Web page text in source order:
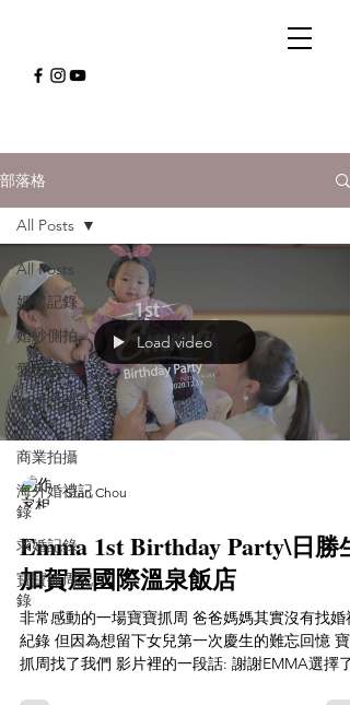
部落格
All Posts
婚禮記錄
婚紗側拍
愛情故事
婚禮記錄
SDE
商業拍攝
海外婚禮記
錄
求婚記錄
寶寶抓周記
錄
All Posts
Load video
Stan Chou
Emma 1st Birthday Party\日勝生
加賀屋國際溫泉飯店
非常感動的一場寶寶抓周 爸爸媽媽其實沒有找婚禮
紀錄 但因為想留下女兒第一次慶生的難忘回憶 寶
抓周找了我們 影片裡的一段話: 謝謝EMMA選擇了